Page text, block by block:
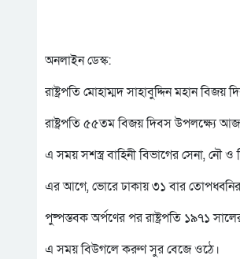
অনলাইন ডেস্ক:
রাষ্ট্রপতি মোহাম্মদ সাহাবুদ্দিন মহান
রাষ্ট্রপতি ৫৫তম বিজয় দিবস উপলক্ষ্যে
এ সময় সশস্ত্র বাহিনী বিভাগের সেনা, নৌ ও
এর আগে, ভোরে ঢাকায় ৩১ বার তোপধ্বনির
পুষ্পস্তবক অর্পণের পর রাষ্ট্রপতি ১৯৭১
এ সময় বিউগলে করুণ সুর বেজে ওঠে।